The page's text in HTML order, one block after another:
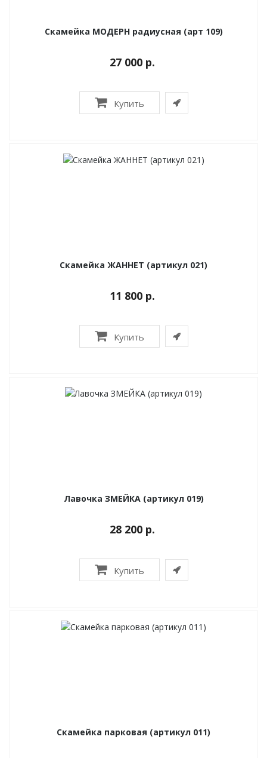
Скамейка МОДЕРН радиусная (арт 109)
27 000 р.
Купить
Скамейка ЖАННЕТ (артикул 021)
11 800 р.
Купить
Лавочка ЗМЕЙКА (артикул 019)
28 200 р.
Купить
Скамейка парковая (артикул 011)